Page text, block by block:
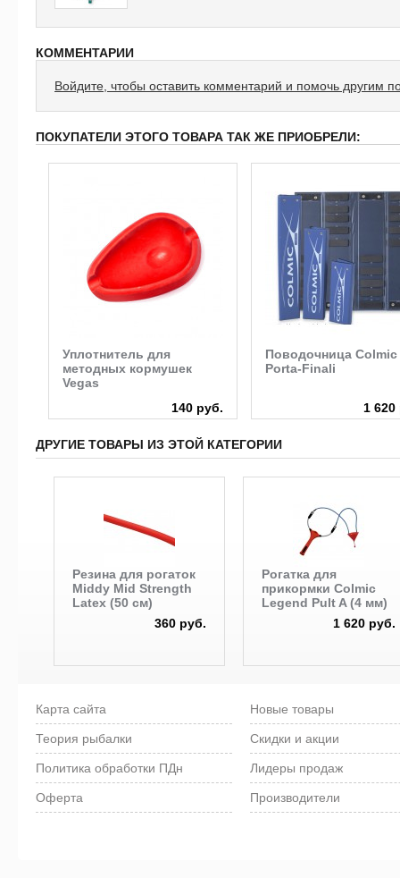
КОММЕНТАРИИ
Войдите, чтобы оставить комментарий и помочь другим
ПОКУПАТЕЛИ ЭТОГО ТОВАРА ТАК ЖЕ ПРИОБРЕЛИ:
Уплотнитель для
методных кормушек
Vegas
140 руб.
Поводочница Colmic
Porta-Finali
1 620
ДРУГИЕ ТОВАРЫ ИЗ ЭТОЙ КАТЕГОРИИ
Резина для рогаток
Middy Mid Strength
Latex (50 см)
360 руб.
Рогатка для
прикормки Colmic
Legend Pult A (4 мм)
1 620 руб.
Карта сайта
Теория рыбалки
Политика обработки ПДн
Оферта
Новые товары
Скидки и акции
Лидеры продаж
Производители